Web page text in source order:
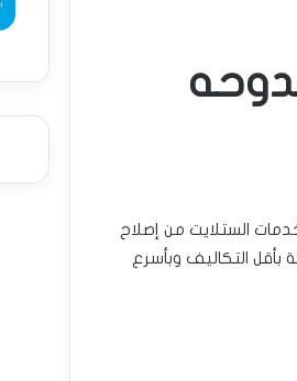
الستلايت من إصلاح
أجهزة الستلايت وعلى مدار أيام الأسبوع وعلى مدار ال 24 ساعة بأقل التكاليف وبأسرع